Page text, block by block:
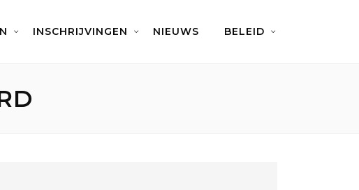
INSCHRIJVINGEN NIEUWS BELEID